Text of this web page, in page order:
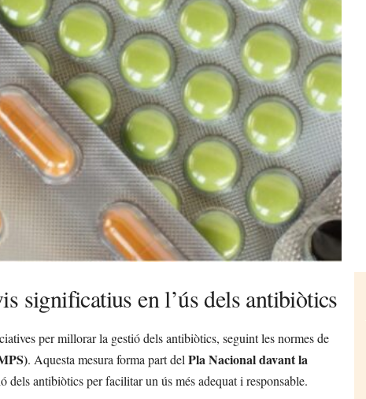
significatius en l’ús dels antibiòtics
per millorar la gestió dels antibiòtics, seguint les normes de
. Aquesta mesura forma part del Pla Nacional davant la
dels antibiòtics per facilitar un ús més adequat i responsable.